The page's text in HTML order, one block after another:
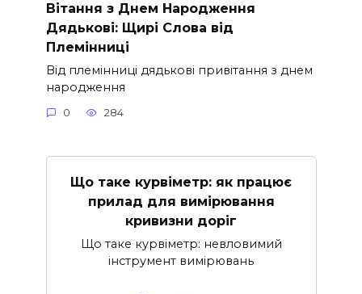
Вітання з Днем Народження
Дядькові: Щирі Слова від
Племінниці
Від племінниці дядькові привітання з днем
народження
0 284
Що таке курвіметр: як працює
прилад для вимірювання
кривизни доріг
Що таке курвіметр: невловимий
інструмент вимірювань